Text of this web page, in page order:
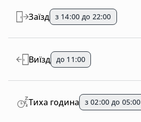
Заїзд з 14:00 до 22:00
Виїзд до 11:00
Тиха година з 02:00 до 05:00